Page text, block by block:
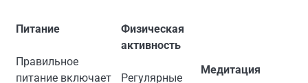
Питание
Правильное
питание включает
Физическая
активность
Регулярные
Медитация